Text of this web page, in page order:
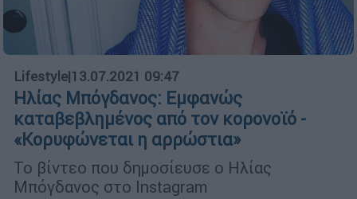
Lifestyle|13.07.2021 09:47
Ηλίας Μπόγδανος: Εμφανώς
καταβεβλημένος από τον κορονοϊό -
«Κορυφώνεται η αρρώστια»
Το βίντεο που δημοσίευσε ο Ηλίας
Μπόγδανος στο Instagram